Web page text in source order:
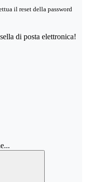
il reset della password
di posta elettronica!